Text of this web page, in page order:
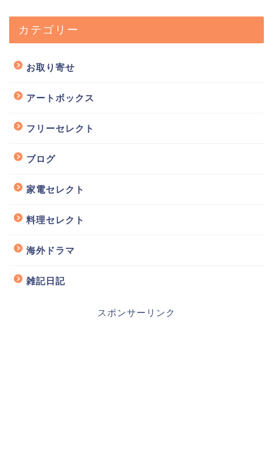
カテゴリー
お取り寄せ
アートボックス
フリーセレクト
ブログ
家電セレクト
料理セレクト
海外ドラマ
雑記日記
スポンサーリンク